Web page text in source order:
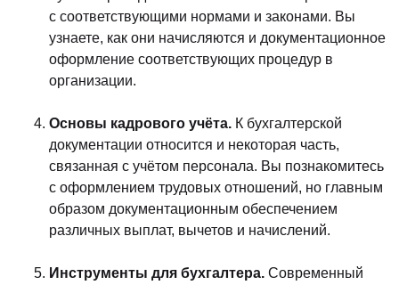
с соответствующими нормами и законами. Вы
узнаете, как они начисляются и документационное
оформление соответствующих процедур в
организации.
Основы кадрового учёта. К бухгалтерской
документации относится и некоторая часть,
связанная с учётом персонала. Вы познакомитесь
с оформлением трудовых отношений, но главным
образом документационным обеспечением
различных выплат, вычетов и начислений.
Инструменты для бухгалтера. Современный